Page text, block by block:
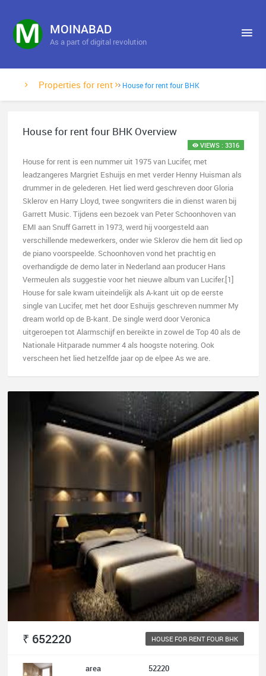
MOINABAD
As a part of digital revolution
Properties for rent House for rent four BHK
House for rent four BHK Overview
VIEWS : 3316
House for rent is een nummer uit 1975 van Lucifer, met
leadzangeres Margriet Eshuijs en met verder Henny Huisman als
drummer in de gelederen. Het lied werd geschreven door Gloria
Sklerov en Harry Lloyd, twee songwriters die in dienst waren bij
Garrett Music. Tijdens een bezoek van Peter Schoonhoven van
EMI aan Snuff Garrett in 1973, werd hij voorgesteld aan
verschillende medewerkers, onder wie Sklerov die hem dit lied op
de piano voorspeelde. Schoonhoven vond het prachtig en
overhandigde de demo later in Nederland aan producer Hans
Vermeulen als suggestie voor het nieuwe album van Lucifer.[1]
House for sale kwam uiteindelijk als A-kant uit op de eerste
single van Lucifer, met het door Eshuijs geschreven nummer My
dream world op de B-kant. De single werd door Veronica
uitgeroepen tot Alarmschijf en bereikte in zowel de Top 40 als de
Nationale Hitparade nummer 4 als hoogste notering. Ook
verscheen het lied hetzelfde jaar op de elpee As we are.
₹ 652220 HOUSE FOR RENT FOUR BHK
area 52220